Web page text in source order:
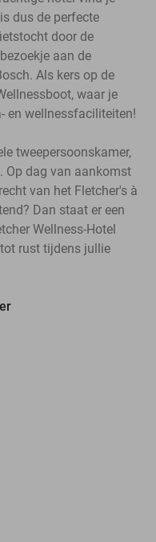
dus de perfecte
door de
aan de
Als kers op de
waar je
en wellnessfaciliteiten!
tweepersoonskamer,
Op dag van aankomst
van het Fletcher's à
Dan staat er een
Wellness-Hotel
rust tijdens jullie